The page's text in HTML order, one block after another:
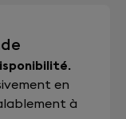
en
à